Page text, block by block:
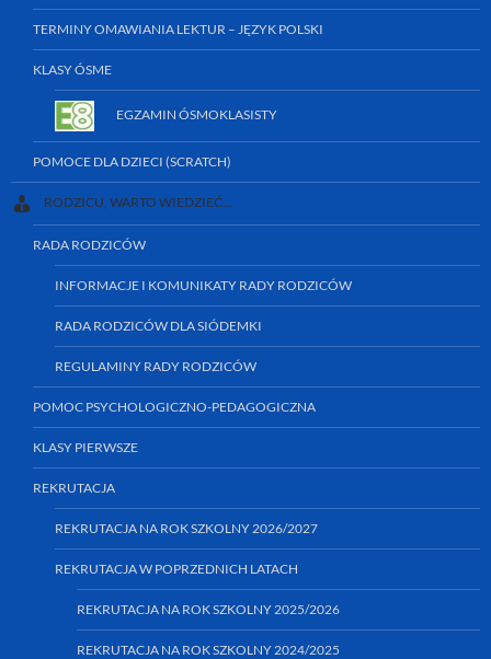
TERMINY OMAWIANIA LEKTUR – JĘZYK POLSKI
KLASY ÓSME
EGZAMIN ÓSMOKLASISTY
POMOCE DLA DZIECI (SCRATCH)
RODZICU, WARTO WIEDZIEĆ…
RADA RODZICÓW
INFORMACJE I KOMUNIKATY RADY RODZICÓW
RADA RODZICÓW DLA SIÓDEMKI
REGULAMINY RADY RODZICÓW
POMOC PSYCHOLOGICZNO-PEDAGOGICZNA
KLASY PIERWSZE
REKRUTACJA
REKRUTACJA NA ROK SZKOLNY 2026/2027
REKRUTACJA W POPRZEDNICH LATACH
REKRUTACJA NA ROK SZKOLNY 2025/2026
REKRUTACJA NA ROK SZKOLNY 2024/2025